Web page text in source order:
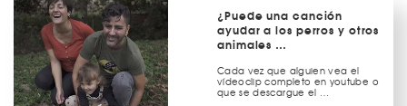
¿Puede una canción
ayudar a los perros y otros
animales …
Cada vez que alguien vea el
vídeoclip completo en youtube o
que se descargue el …